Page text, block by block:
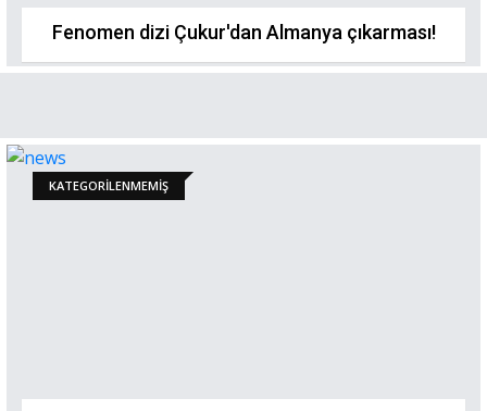
Fenomen dizi Çukur'dan Almanya çıkarması!
KATEGORILENMEMIŞ